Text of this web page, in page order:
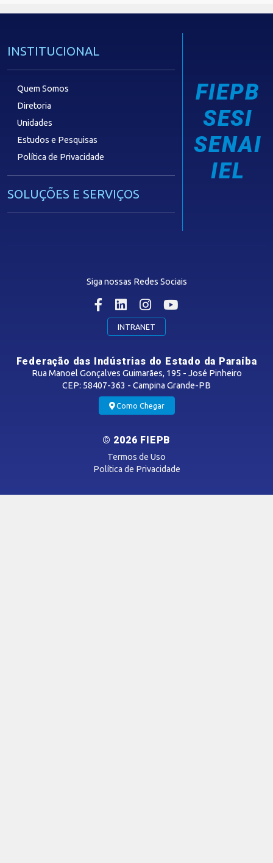
INSTITUCIONAL
Quem Somos
Diretoria
Unidades
Estudos e Pesquisas
Política de Privacidade
SOLUÇÕES E SERVIÇOS
CONTRIBUIÇÃO SINDICAL
SAC
FIEPB
SESI
SENAI
IEL
Siga nossas Redes Sociais
INTRANET
Federação das Indústrias do Estado da Paraíba
Rua Manoel Gonçalves Guimarães, 195 - José Pinheiro
CEP: 58407-363 - Campina Grande-PB
Como Chegar
© 2026 FIEPB
Termos de Uso
Política de Privacidade